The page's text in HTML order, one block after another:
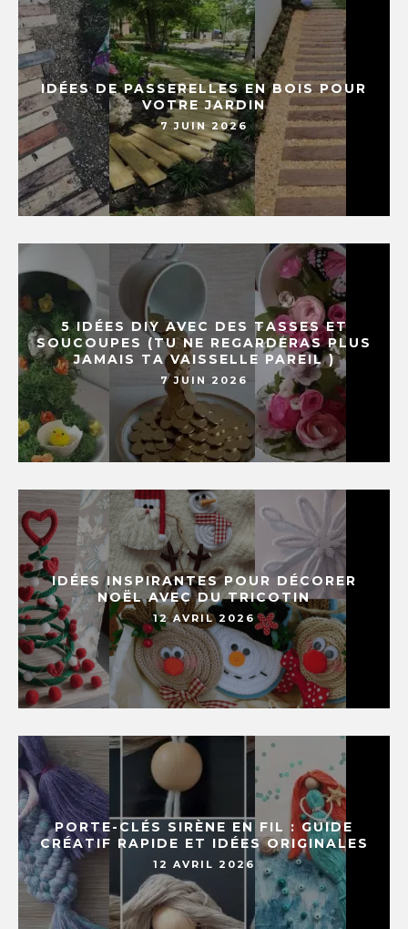
IDÉES DE PASSERELLES EN BOIS POUR
VOTRE JARDIN
7 JUIN 2026
5 IDÉES DIY AVEC DES TASSES ET
SOUCOUPES (TU NE REGARDERAS PLUS
JAMAIS TA VAISSELLE PAREIL )
7 JUIN 2026
IDÉES INSPIRANTES POUR DÉCORER
NOËL AVEC DU TRICOTIN
12 AVRIL 2026
PORTE-CLÉS SIRÈNE EN FIL : GUIDE
CRÉATIF RAPIDE ET IDÉES ORIGINALES
12 AVRIL 2026